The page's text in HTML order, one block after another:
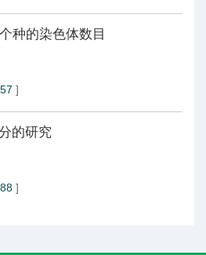
种的染色体数目
]
的研究
]